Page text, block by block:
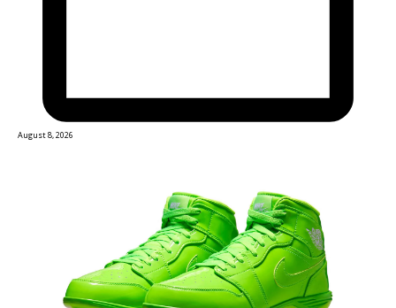
August 8, 2026